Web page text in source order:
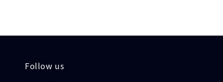
Follow us